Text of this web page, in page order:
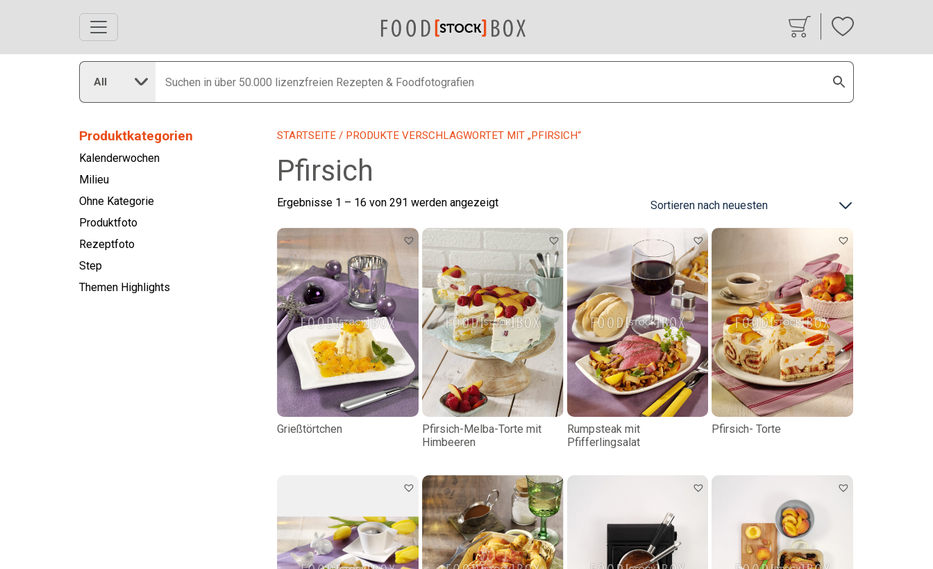
All
Produktkategorien
Kalenderwochen
Milieu
Ohne Kategorie
Produktfoto
Rezeptfoto
Step
Themen Highlights
STARTSEITE / PRODUKTE VERSCHLAGWORTET MIT „PFIRSICH“
Pfirsich
Ergebnisse 1 – 16 von 291 werden angezeigtNach
Grießtörtchen
Pfirsich-Melba-Torte mit
Himbeeren
Rumpsteak mit
Pfifferlingsalat
Pfirsich- Torte